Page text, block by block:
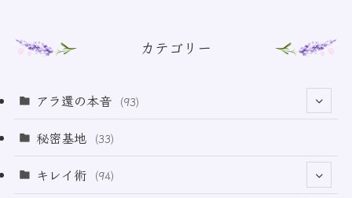
カテゴリー
アラ還の本音 (93)
(69)
秘密基地 (33)
キレイ術 (94)